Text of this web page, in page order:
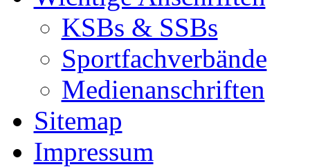
KSBs & SSBs
Sportfachverbände
Medienanschriften
Sitemap
Impressum